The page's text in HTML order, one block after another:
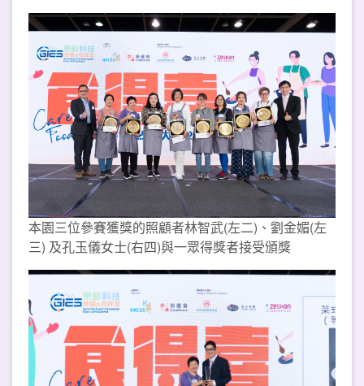
本園三位參賽獲獎的照顧者林智武(左二)、劉金媚(左
三) 及孔玉儀女士(右四)與一眾得獎者接受頒獎